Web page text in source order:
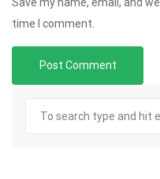
time I comment.